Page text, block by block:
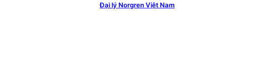
Đại lý Norgren Việt Nam